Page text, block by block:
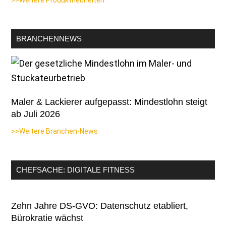
BRANCHENNEWS
Maler & Lackierer aufgepasst: Mindestlohn steigt
ab Juli 2026
>>Weitere Branchen-News
CHEFSACHE: DIGITALE FITNESS
Zehn Jahre DS-GVO: Datenschutz etabliert,
Bürokratie wächst